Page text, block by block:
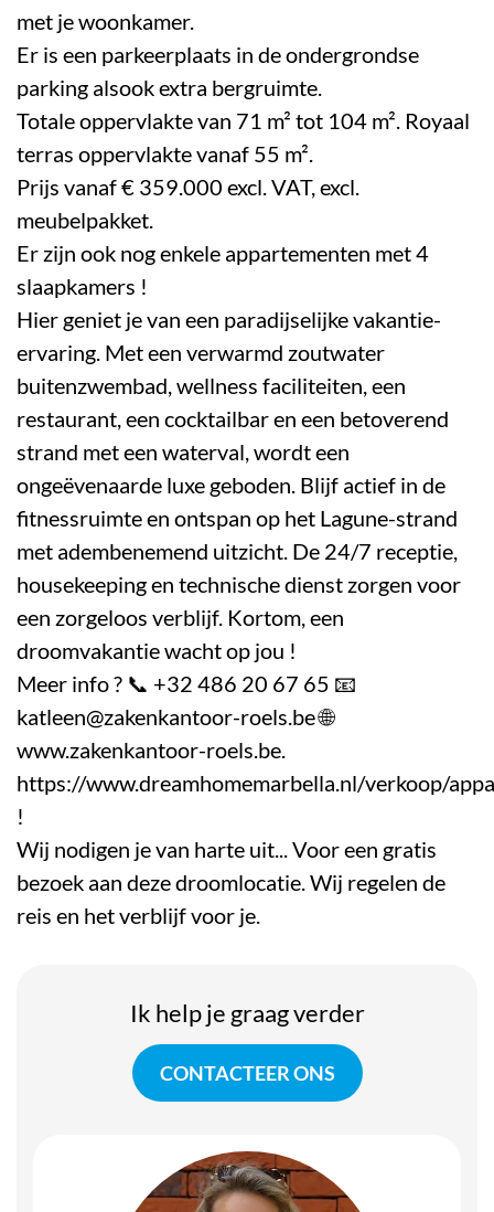
met je woonkamer.
Er is een parkeerplaats in de ondergrondse
parking alsook extra bergruimte.
Totale oppervlakte van 71 m² tot 104 m². Royaal
terras oppervlakte vanaf 55 m².
Prijs vanaf € 359.000 excl. VAT, excl.
meubelpakket.
Er zijn ook nog enkele appartementen met 4
slaapkamers !
Hier geniet je van een paradijselijke vakantie-
ervaring. Met een verwarmd zoutwater
buitenzwembad, wellness faciliteiten, een
restaurant, een cocktailbar en een betoverend
strand met een waterval, wordt een
ongeëvenaarde luxe geboden. Blijf actief in de
fitnessruimte en ontspan op het Lagune-strand
met adembenemend uitzicht. De 24/7 receptie,
housekeeping en technische dienst zorgen voor
een zorgeloos verblijf. Kortom, een
droomvakantie wacht op jou !
Meer info ? 📞 +32 486 20 67 65 📧
katleen@zakenkantoor-roels.be 🌐
www.zakenkantoor-roels.be.
https://www.dreamhomemarbella.nl/verkoop/
!
Wij nodigen je van harte uit... Voor een gratis
bezoek aan deze droomlocatie. Wij regelen de
reis en het verblijf voor je.
Ik help je graag verder
CONTACTEER ONS